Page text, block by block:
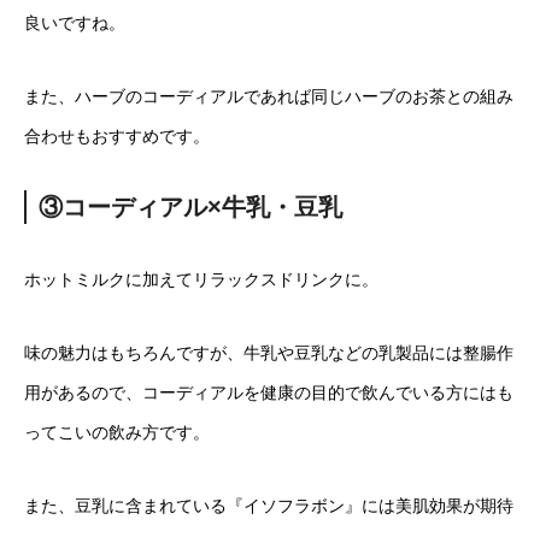
良いですね。
また、ハーブのコーディアルであれば同じハーブのお茶との組み
合わせもおすすめです。
③コーディアル×牛乳・豆乳
ホットミルクに加えてリラックスドリンクに。
味の魅力はもちろんですが、牛乳や豆乳などの乳製品には整腸作
用があるので、コーディアルを健康の目的で飲んでいる方にはも
ってこいの飲み方です。
また、豆乳に含まれている『イソフラボン』には美肌効果が期待